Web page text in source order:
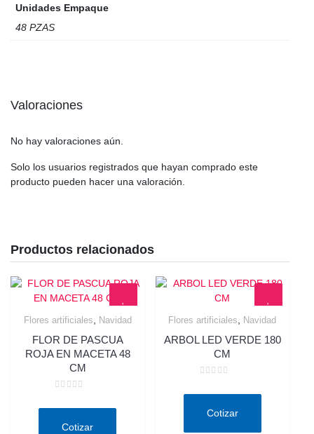
Unidades Empaque
48 PZAS
Valoraciones
No hay valoraciones aún.
Solo los usuarios registrados que hayan comprado este
producto pueden hacer una valoración.
Productos relacionados
Flores artificiales, Navidad
FLOR DE PASCUA
ROJA EN MACETA 48
CM
deCotizar
Flores artificiales, Navidad
ARBOL LED VERDE 180
CM
deCotizar